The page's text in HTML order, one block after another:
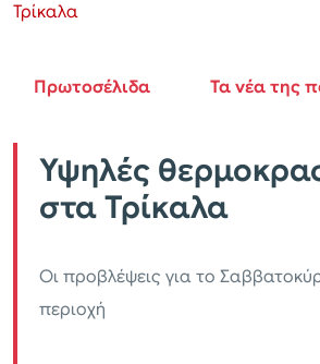
Τρίκαλα
Πρωτοσέλιδα Τα νέα της
Υψηλές
στα Τρίκαλα
Οι προβλέψεις για το
περιοχή